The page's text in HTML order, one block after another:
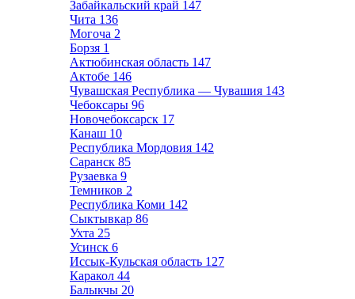
Забайкальский край 147
Чита 136
Могоча 2
Борзя 1
Актюбинская область 147
Актобе 146
Чувашская Республика — Чувашия 143
Чебоксары 96
Новочебоксарск 17
Канаш 10
Республика Мордовия 142
Саранск 85
Рузаевка 9
Темников 2
Республика Коми 142
Сыктывкар 86
Ухта 25
Усинск 6
Иссык-Кульская область 127
Каракол 44
Балыкчы 20